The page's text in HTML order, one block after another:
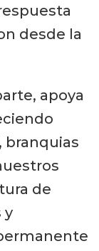
desde la
apoya
branquias
de
y